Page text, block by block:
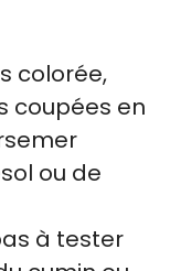
colorée,
coupées en
ou de
à tester